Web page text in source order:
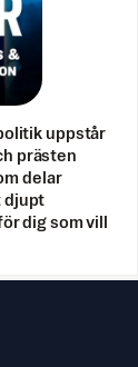
uppstår
prästen
delar
djupt
dig som vill